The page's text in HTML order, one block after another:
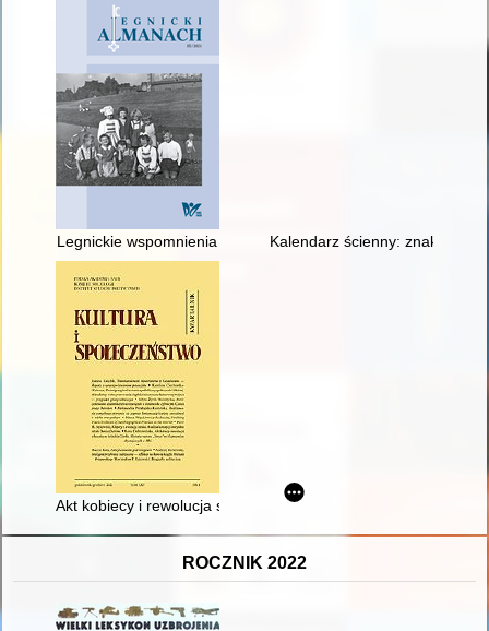
Legnickie wspomnienia Kalendarz ścienny: znaki
Akt kobiecy i rewolucja seksualna w dekadzie Gierka :
ROCZNIK 2022